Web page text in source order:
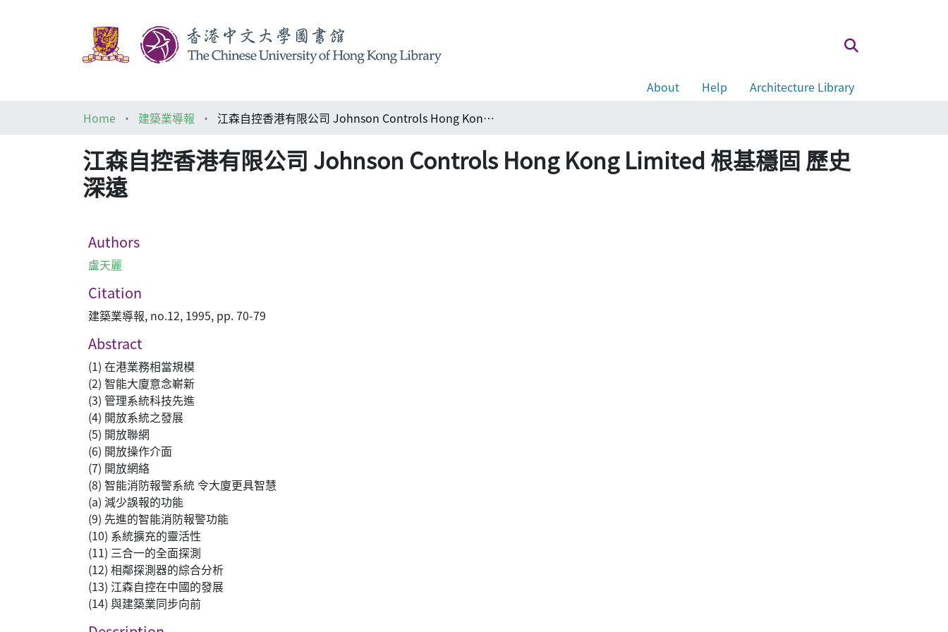
About Help
Architecture Library
Home
建築業導報 江森自控香港有限公司 Johnson Controls Hong Kong Limited 根基穩固 歷史深遠
江森自控香港有限公司 Johnson Controls Hong Kong Limited 根基穩固 歷史
深遠
Authors
盧天麗
Citation
建築業導報, no.12, 1995, pp. 70-79
Abstract
(1) 在港業務相當規模
(2) 智能大廈意念嶄新
(3) 管理系統科技先進
(4) 開放系統之發展
(5) 開放聯網
(6) 開放操作介面
(7) 開放網絡
(8) 智能消防報警系統 令大廈更具智慧
(a) 減少誤報的功能
(9) 先進的智能消防報警功能
(10) 系統擴充的靈活性
(11) 三合一的全面探測
(12) 相鄰探測器的綜合分析
(13) 江森自控在中國的發展
(14) 與建築業同步向前